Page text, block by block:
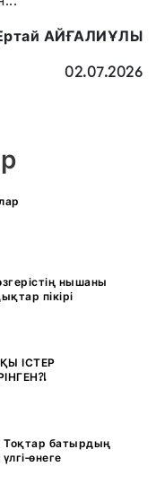
АЙҒАЛИҰЛЫ
02.07.2026
нышаны
пікірі
ІСТЕР
батырдың
өнеге